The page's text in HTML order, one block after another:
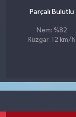
Parçalı Bulutlu
Nem: %82
Rüzgar: 12 km/h